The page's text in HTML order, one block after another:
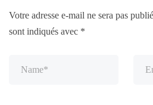
Votre adresse e-mail ne sera pas
sont indiqués avec *